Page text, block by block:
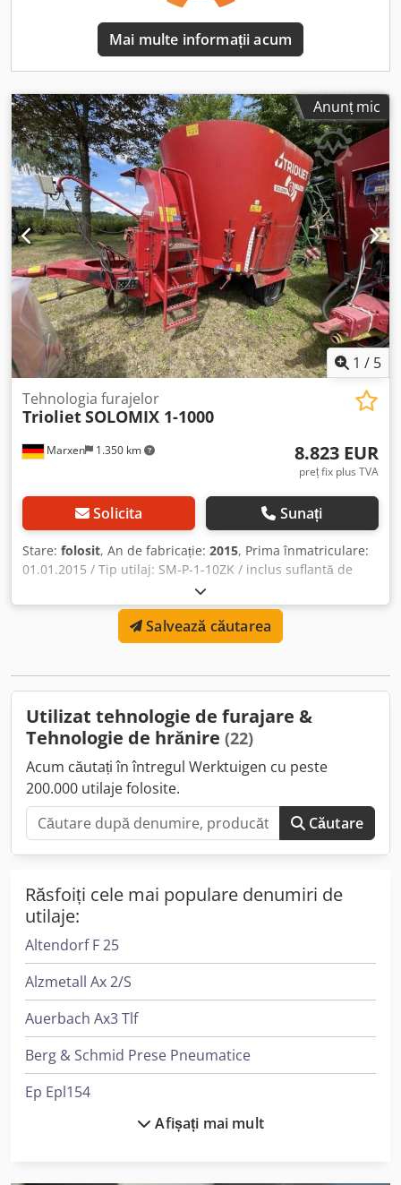
Mai multe informații acum
Anunț mic
1 / 5
Marxen 1.350 km
Tehnologia furajelor
TriolietSOLOMIX 1-1000
8.823 EUR
preț fix plus TVA
Solicita Sunați
Stare: folosit, An de fabricație: 2015, Prima înmatriculare:
01.01.2015 / Tip utilaj: SM-P-1-10ZK / inclus suflantă de
paie / volum cuvă: 1000 m³ / descărcare furaj bilaterală /
picior de sprijin hidraulic / sistem de amestecare: malaxor
vertical / cântar defect! Cjdpeqrryrofx Ah Asrf
Salvează căutarea
Utilizat tehnologie de furajare &
Tehnologie de hrănire (22)
Acum căutați în întregul Werktuigen cu peste
200.000 utilaje folosite.
Căutare
Răsfoiți cele mai populare denumiri de
utilaje:
Altendorf F 25
Alzmetall Ax 2/S
Auerbach Ax3 Tlf
Berg & Schmid Prese Pneumatice
Ep Epl154
Afișați mai mult